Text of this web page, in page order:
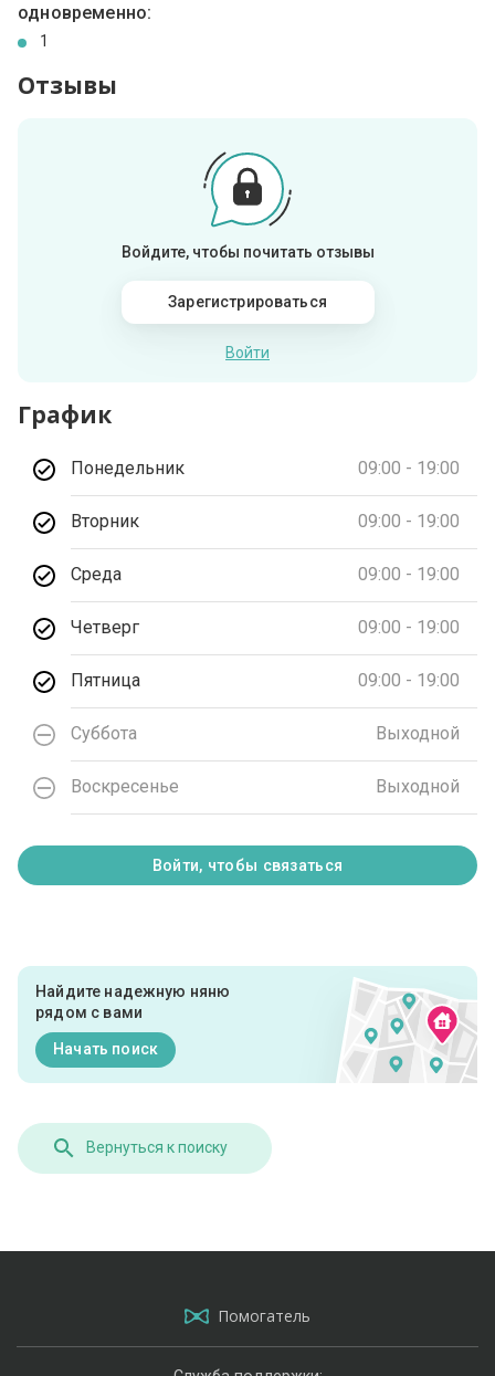
одновременно:
1
Отзывы
Войдите, чтобы почитать отзывы
Зарегистрироваться
Войти
График
Понедельник 09:00 - 19:00
Вторник 09:00 - 19:00
Среда 09:00 - 19:00
Четверг 09:00 - 19:00
Пятница 09:00 - 19:00
Суббота Выходной
Воскресенье Выходной
Войти, чтобы связаться
Найдите надежную няню
рядом с вами
Начать поиск
Вернуться к поиску
Помогатель